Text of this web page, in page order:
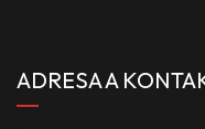
ADRESA A